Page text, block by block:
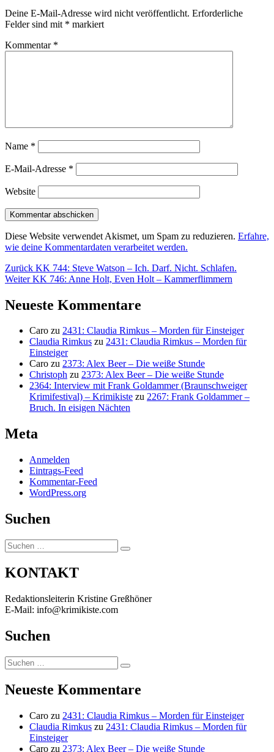
Deine E-Mail-Adresse wird nicht veröffentlicht. Erforderliche
Felder sind mit * markiert
Kommentar *
Name *
E-Mail-Adresse *
Website
Diese Website verwendet Akismet, um Spam zu reduzieren. Erfahre,
wie deine Kommentardaten verarbeitet werden.
Beitragsnavigation
Zurück Vorheriger
Beitrag:
KK 744: Steve Watson – Ich. Darf. Nicht. Schlafen.
Weiter Nächster
KK 746: Anne Holt, Even Holt – Kammerflimmern
Neueste Kommentare
Caro zu 2431: Claudia Rimkus – Morden für Einsteiger
Claudia Rimkus zu 2431: Claudia Rimkus – Morden für
Einsteiger
Caro zu 2373: Alex Beer – Die weiße Stunde
Christoph zu 2373: Alex Beer – Die weiße Stunde
2364: Interview mit Frank Goldammer (Braunschweiger
Krimifestival) – Krimikiste zu 2267: Frank Goldammer –
Bruch. In eisigen Nächten
Meta
Anmelden
Eintrags-Feed
Kommentar-Feed
WordPress.org
Suchen
Suchen
nach:
Suchen
KONTAKT
Redaktionsleiterin Kristine Greßhöner
E-Mail: info@krimikiste.com
Suchen
Suchen
nach:
Suchen
Neueste Kommentare
Caro zu 2431: Claudia Rimkus – Morden für Einsteiger
Claudia Rimkus zu 2431: Claudia Rimkus – Morden für
Einsteiger
Caro zu 2373: Alex Beer – Die weiße Stunde